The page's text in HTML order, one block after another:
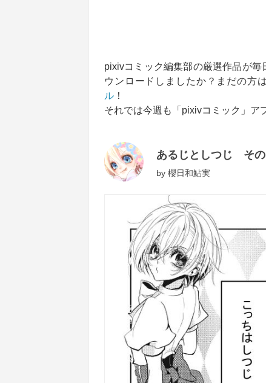
pixivコミック編集部の厳選作品が
ウンロードしましたか？まだの方
ル ！
それでは今週も「pixivコミック」ア
あるじとしつじ そ
by 櫻日和鮎実